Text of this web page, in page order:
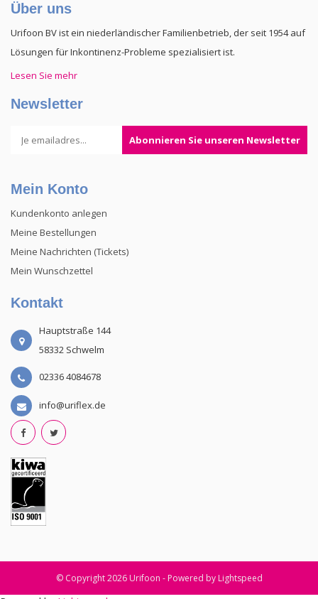
Über uns
Urifoon BV ist ein niederländischer Familienbetrieb, der seit 1954 auf
Lösungen für Inkontinenz-Probleme spezialisiert ist.
Lesen Sie mehr
Newsletter
Abonnieren Sie unseren Newsletter
Mein Konto
Kundenkonto anlegen
Meine Bestellungen
Meine Nachrichten (Tickets)
Mein Wunschzettel
Kontakt
Hauptstraße 144
58332 Schwelm
02336 4084678
info@uriflex.de
© Copyright 2026 Urifoon - Powered by Lightspeed